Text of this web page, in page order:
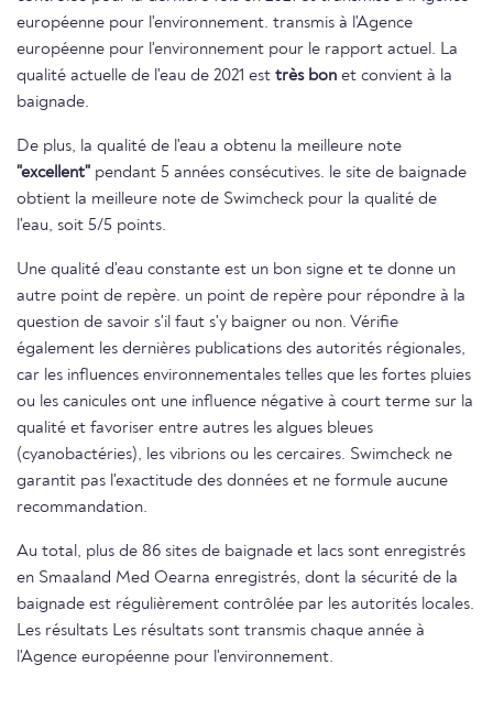
européenne pour l'environnement. transmis à l'Agence
européenne pour l'environnement pour le rapport actuel. La
qualité actuelle de l'eau de 2021 est très bon et convient à la
baignade.
De plus, la qualité de l'eau a obtenu la meilleure note
"excellent" pendant 5 années consécutives. le site de baignade
obtient la meilleure note de Swimcheck pour la qualité de
l'eau, soit 5/5 points.
Une qualité d'eau constante est un bon signe et te donne un
autre point de repère. un point de repère pour répondre à la
question de savoir s'il faut s'y baigner ou non. Vérifie
également les dernières publications des autorités régionales,
car les influences environnementales telles que les fortes pluies
ou les canicules ont une influence négative à court terme sur la
qualité et favoriser entre autres les algues bleues
(cyanobactéries), les vibrions ou les cercaires. Swimcheck ne
garantit pas l'exactitude des données et ne formule aucune
recommandation.
Au total, plus de 86 sites de baignade et lacs sont enregistrés
en Smaaland Med Oearna enregistrés, dont la sécurité de la
baignade est régulièrement contrôlée par les autorités locales.
Les résultats Les résultats sont transmis chaque année à
l'Agence européenne pour l'environnement.